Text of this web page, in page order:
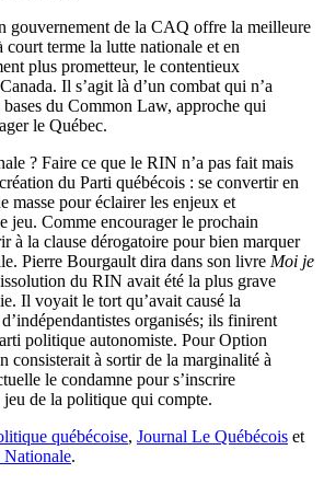
gouvernement de la CAQ offre la meilleure
court terme la lutte nationale et en
plus prometteur, le contentieux
Il s’agit là d’un combat qui n’a
bases du Common Law, approche qui
le Québec.
? Faire ce que le RIN n’a pas fait mais
du Parti québécois : se convertir en
masse pour éclairer les enjeux et
jeu. Comme encourager le prochain
à la clause dérogatoire pour bien marquer
Pierre Bourgault dira dans son livre Moi je
du RIN avait été la plus grave
Il voyait le tort qu’avait causé la
organisés; ils finirent
politique autonomiste. Pour Option
consisterait à sortir de la marginalité à
le condamne pour s’inscrire
de la politique qui compte.
québécoise, Journal Le Québécois et
.